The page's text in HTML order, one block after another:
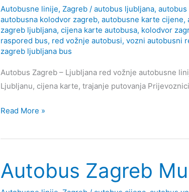
vozni
red
Autobusne linije, Zagreb / autobus ljubljana,
autobusna kolodvor zagreb, autobusne karte cijene,
zagreb ljubljana, cijena karte autobusa, kolodvor
raspored bus, red vožnje autobusi, vozni autobusni
zagreb ljubljana bus
Autobus Zagreb – Ljubljana red vožnje autobusne
Ljubljanu, cijena karte, trajanje putovanja
Autobus
Ljubljana
Read More »
Autobus Zagreb